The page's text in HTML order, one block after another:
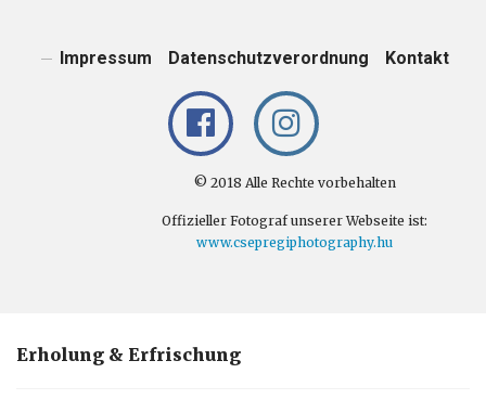
Impressum Datenschutzverordnung Kontakt
© 2018 Alle Rechte vorbehalten
Offizieller Fotograf unserer Webseite ist:
www.csepregiphotography.hu
Erholung & Erfrischung